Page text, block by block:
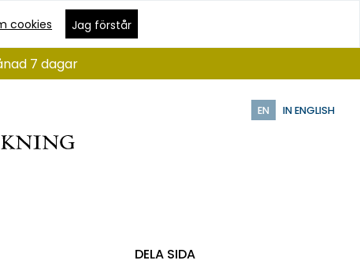
cookies Jag förstår
EN IN ENGLISH
7 dagar
DELA SIDA